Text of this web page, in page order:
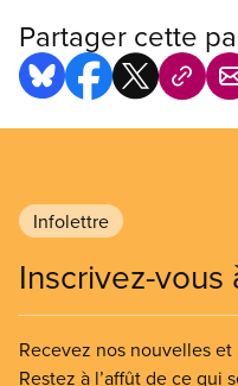
Partager cette
Infolettre
Inscrivez-
Recevez nos nouvelles
Restez à l’affût de ce qui